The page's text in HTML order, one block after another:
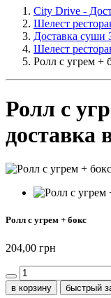
City Drive -
Шелест
Доставка суши
Шелест
Ролл с угрем +
Ролл с
доставка
Ролл с угрем + бокс
204,00 грн
быстрый